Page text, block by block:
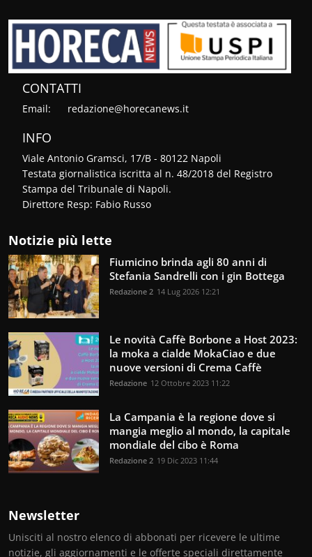
CONTATTI
Email: redazione@horecanews.it
INFO
Viale Antonio Gramsci, 17/B - 80122 Napoli
Testata giornalistica iscritta al n. 48/2018 del Registro
Stampa del Tribunale di Napoli.
Direttore Resp: Fabio Russo
Notizie più lette
Fiumicino brinda agli 80 anni di
Stefania Sandrelli con i gin Bottega
Redazione 2 14 Lug 2026 12:21
Le novità Caffè Borbone a Host 2023:
la moka a cialde MokaCiao e due
nuove versioni di Crema Caffè
Redazione 12 Ottobre 2023 11:22
La Campania è la regione dove si
mangia meglio al mondo, la capitale
mondiale del cibo è Roma
Redazione 2 19 Dic 2023 11:44
Newsletter
Unisciti al nostro elenco di abbonati per ricevere le ultime
notizie, gli aggiornamenti e le offerte speciali direttamente